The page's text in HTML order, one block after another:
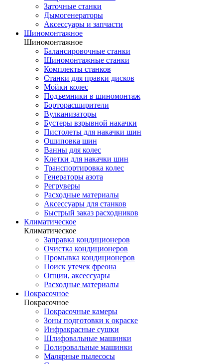
Заточные станки
Дымогенераторы
Аксессуары и запчасти
Шиномонтажное
Шиномонтажное
Балансировочные станки
Шиномонтажные станки
Комплекты станков
Станки для правки дисков
Мойки колес
Подъемники в шиномонтаж
Борторасширители
Вулканизаторы
Бустеры взрывной накачки
Пистолеты для накачки шин
Ошиповка шин
Ванны для колес
Клетки для накачки шин
Транспортировка колес
Генераторы азота
Регруверы
Расходные материалы
Аксессуары для станков
Быстрый заказ расходников
Климатическое
Климатическое
Заправка кондиционеров
Очистка кондиционеров
Промывка кондиционеров
Поиск утечек фреона
Опции, аксессуары
Расходные материалы
Покрасочное
Покрасочное
Покрасочные камеры
Зоны подготовки к окраске
Инфракрасные сушки
Шлифовальные машинки
Полировальные машинки
Малярные пылесосы